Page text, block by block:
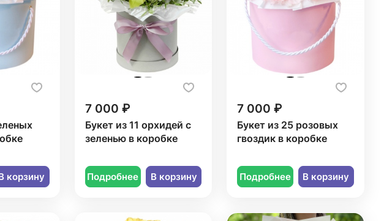
корзину
7 000 ₽
Букет из 11 орхидей с
зеленью в коробке
Подробнее В корзину
7 000 ₽
Букет из 25 розовых
гвоздик в коробке
Подробнее В корзину